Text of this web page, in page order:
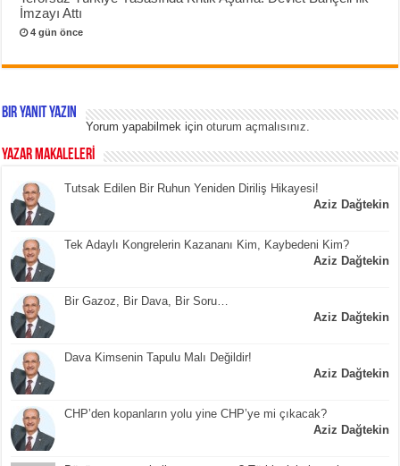
İmzayı Attı
4 gün önce
Bir yanıt yazın
Yorum yapabilmek içinoturum açmalısınız
YAZAR MAKALELERİ
Tutsak Edilen Bir Ruhun Yeniden Diriliş Hikayesi!
Aziz Dağtekin
Tek Adaylı Kongrelerin Kazananı Kim, Kaybedeni Kim?
Aziz Dağtekin
Bir Gazoz, Bir Dava, Bir Soru…
Aziz Dağtekin
Dava Kimsenin Tapulu Malı Değildir!
Aziz Dağtekin
CHP’den kopanların yolu yine CHP’ye mi çıkacak?
Aziz Dağtekin